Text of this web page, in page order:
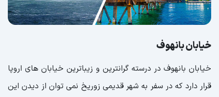
خیابان بانهوف
خیابان بانهوف در درسته گرانترین و زیباترین خیابان های اروپا
قرار دارد که در سفر به شهر قدیمی زوریخ نمی توان از دیدن این